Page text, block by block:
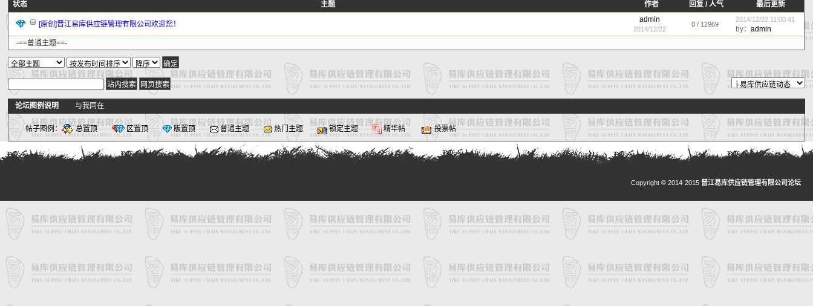
新小字报
状态
主题 作者 回复 /人气 最后更新
[原创]晋江易库供应链管理有限公司欢迎您！
admin
2014/12/22
0/ 12969
2014/12/22 11:00:41
by：admin
-==普通主题==-
论坛图例说明 与我同在
帖子图例： 总置顶 区置顶 版置顶 普通主题 热门主题 锁定主题 精华帖 投票帖
Copyright © 2014-2015 晋江易库供应链管理有限公司论坛